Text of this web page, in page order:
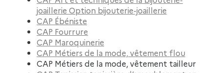
joaillerie Option bijouterie-joaillerie
CAP Ébéniste
CAP Fourrure
CAP Maroquinerie
CAP Métiers de la mode, vêtement flou
CAP Métiers de la mode, vêtement tailleur